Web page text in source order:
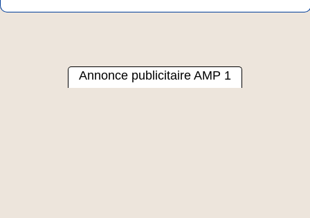
Annonce publicitaire AMP 1